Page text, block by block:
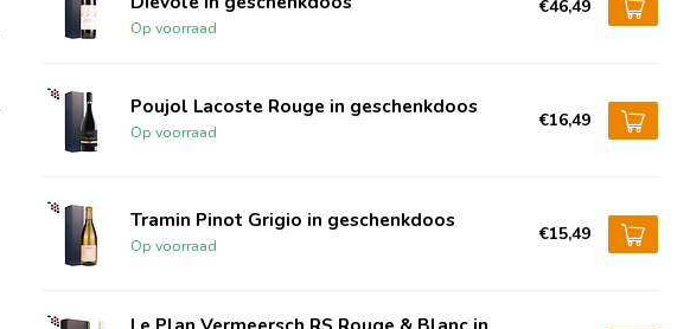
Op voorraad
€46,49
Poujol Lacoste Rouge in geschenkdoos
Op voorraad
€16,49
Tramin Pinot Grigio in geschenkdoos
Op voorraad
€15,49